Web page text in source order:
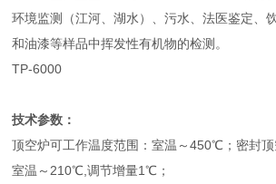
环境监测（江河、湖水）、污水、法医鉴定、
和油漆等样品中挥发性有机物的检测。
TP-6000
技术参数：
顶空炉可工作温度范围：室温～450℃；密封顶
室温～210℃,调节增量1℃；